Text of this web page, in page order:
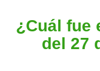
¿Cuál fue
del 27